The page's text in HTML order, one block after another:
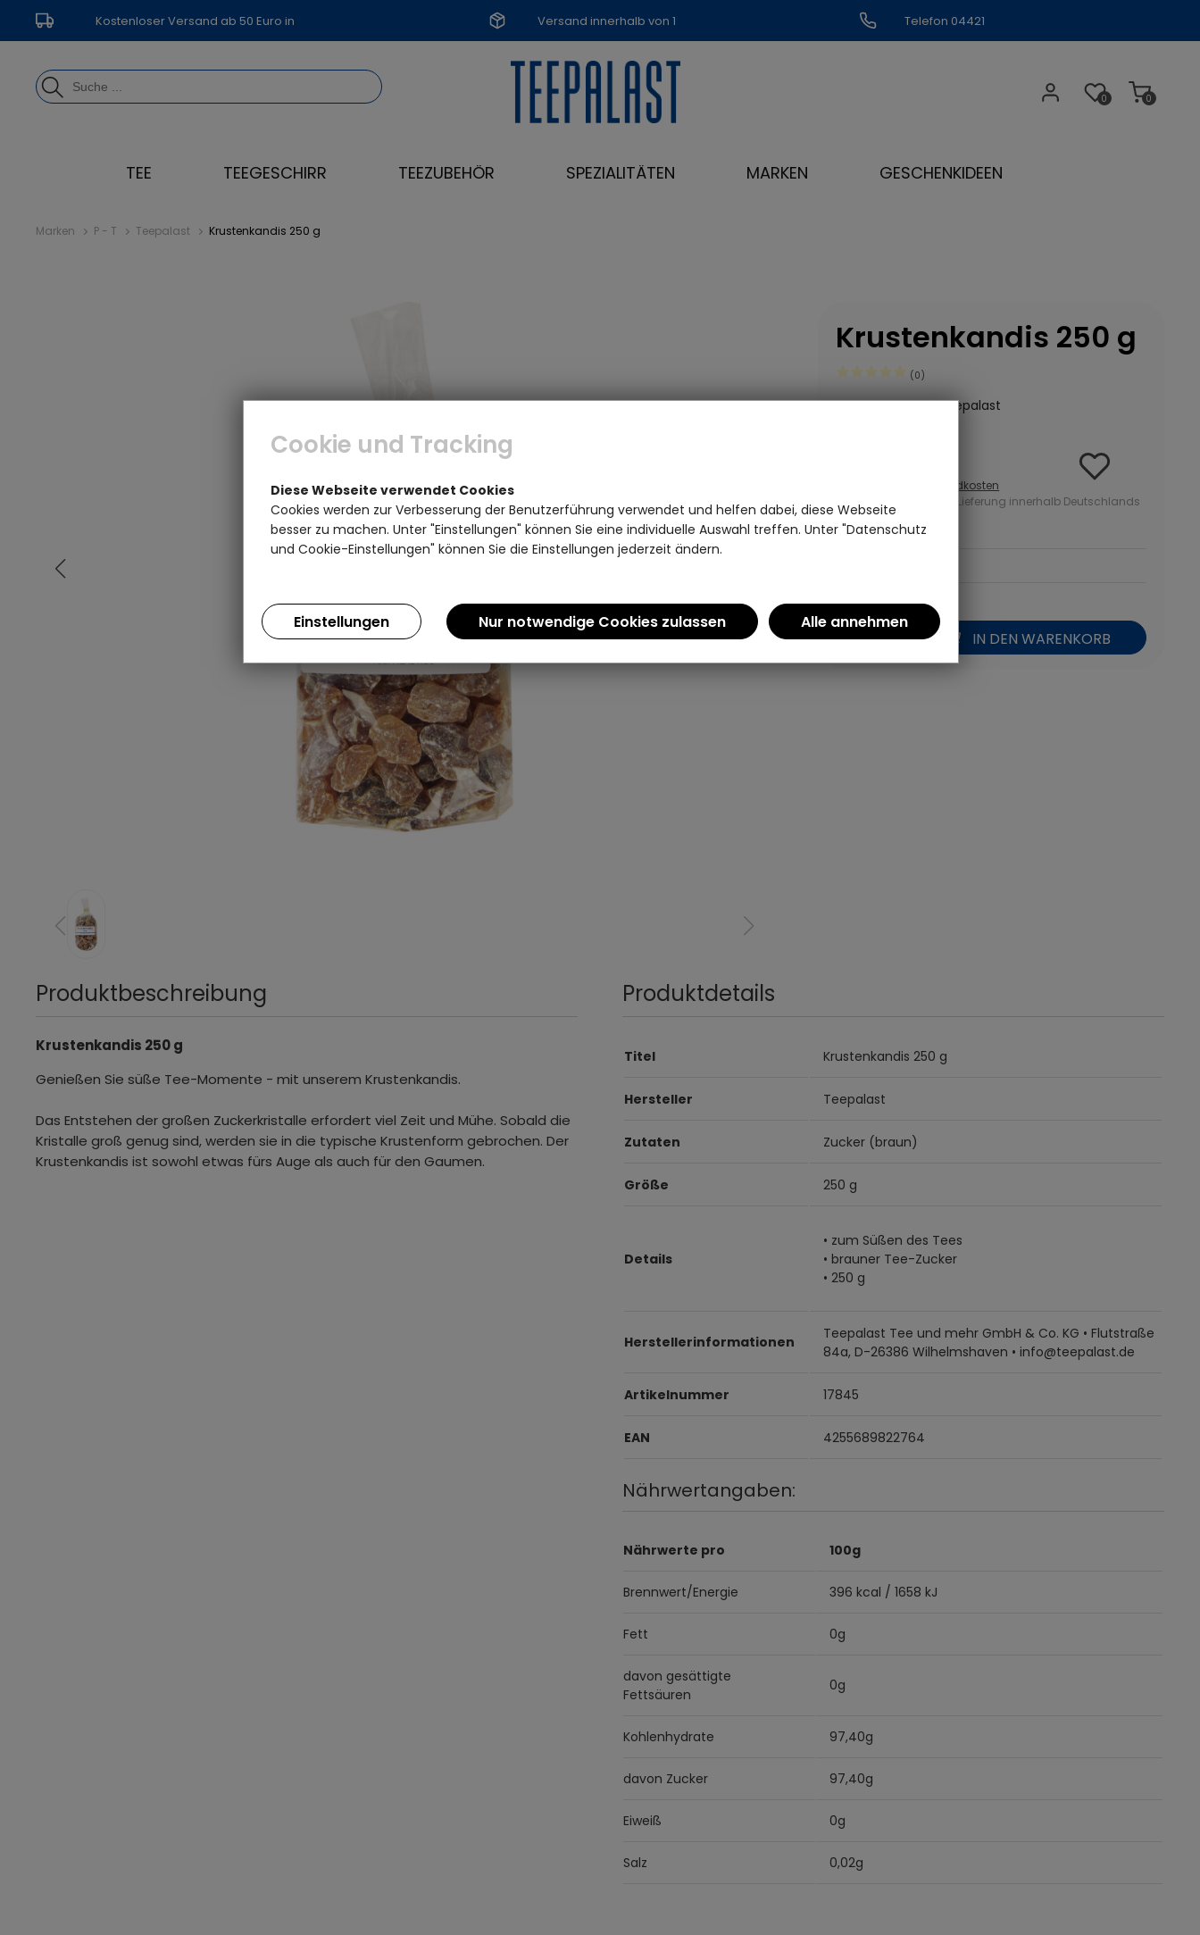
Kostenloser Versand ab 50 Euro in Versand innerhalb von 1
Werktag
Telefon 04421
0
0
TEE TEEGESCHIRR TEEZUBEHÖR SPEZIALITÄTEN MARKEN GESCHENKIDEEN
Marken P - T Teepalast Krustenkandis 250 g
Krustenkandis 250 g
(0)
Brauner Kandis | Teepalast
Versandkosten
ab 50 Euro kostenlose Lieferung innerhalb Deutschlands
11,80 Euro pro kg
IN DEN WARENKORB
Produktbeschreibung
Krustenkandis 250 g
Genießen Sie süße Tee-Momente - mit unserem Krustenkandis.
Das Entstehen der großen Zuckerkristalle erfordert viel Zeit und Mühe. Sobald die
Kristalle groß genug sind, werden sie in die typische Krustenform gebrochen. Der
Krustenkandis ist sowohl etwas fürs Auge als auch für den Gaumen.
Produktdetails
Titel Krustenkandis 250 g
Hersteller Teepalast
Zutaten Zucker (braun)
Größe 250 g
Details
• zum Süßen des Tees
• brauner Tee-Zucker
• 250 g
Herstellerinformationen
Teepalast Tee und mehr GmbH & Co. KG • Flutstraße
84a, D-26386 Wilhelmshaven • info@teepalast.de
Artikelnummer 17845
EAN 4255689822764
Nährwertangaben:
Nährwerte pro 100g
Brennwert/Energie 396 kcal / 1658 kJ
Fett 0g
davon gesättigte
Fettsäuren
0g
Kohlenhydrate 97,40g
davon Zucker 97,40g
Eiweiß 0g
Salz 0,02g
Cookie und Tracking
Diese Webseite verwendet Cookies
Cookies werden zur Verbesserung der Benutzerführung verwendet und helfen dabei, diese Webseite
besser zu machen. Unter "Einstellungen" können Sie eine individuelle Auswahl treffen. Unter "Datenschutz
und Cookie-Einstellungen" können Sie die Einstellungen jederzeit ändern.
Einstellungen